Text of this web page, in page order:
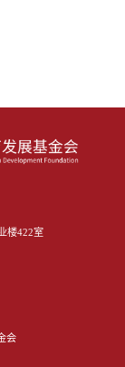
楼422室
会